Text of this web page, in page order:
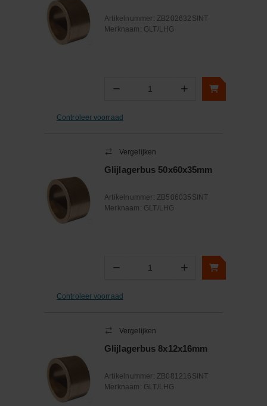
Artikelnummer: ZB202632SINT
Merknaam: GLT/LHG
− Aantal +
Controleer voorraad
Vergelijken
Glijlagerbus 50x60x35mm
Artikelnummer: ZB506035SINT
Merknaam: GLT/LHG
− Aantal +
Controleer voorraad
Vergelijken
Glijlagerbus 8x12x16mm
Artikelnummer: ZB081216SINT
Merknaam: GLT/LHG